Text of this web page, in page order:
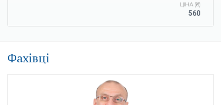
ЦІНА (₴)
560
Фахівці